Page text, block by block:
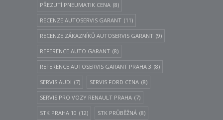
PŘEZUTÍ PNEUMATIK CENA (8)
RECENZE AUTOSERVIS GARANT (11)
RECENZE ZÁKAZNÍKŮ AUTOSERVIS GARANT (9)
REFERENCE AUTO GARANT (8)
REFERENCE AUTOSERVIS GARANT PRAHA 3 (8)
SERVIS AUDI (7) SERVIS FORD CENA (8)
SERVIS PRO VOZY RENAULT PRAHA (7)
STK PRAHA 10 (12) STK PRŮBĚŽNÁ (8)